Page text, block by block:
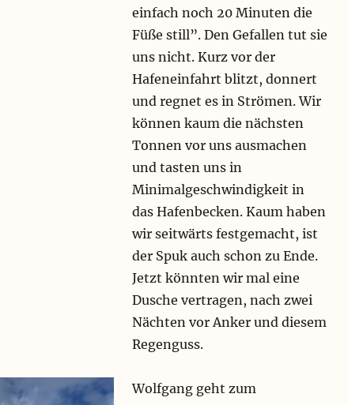
einfach noch 20 Minuten die
Füße still”. Den Gefallen tut sie
uns nicht. Kurz vor der
Hafeneinfahrt blitzt, donnert
und regnet es in Strömen. Wir
können kaum die nächsten
Tonnen vor uns ausmachen
und tasten uns in
Minimalgeschwindigkeit in
das Hafenbecken. Kaum haben
wir seitwärts festgemacht, ist
der Spuk auch schon zu Ende.
Jetzt könnten wir mal eine
Dusche vertragen, nach zwei
Nächten vor Anker und diesem
Regenguss.
Wolfgang geht zum